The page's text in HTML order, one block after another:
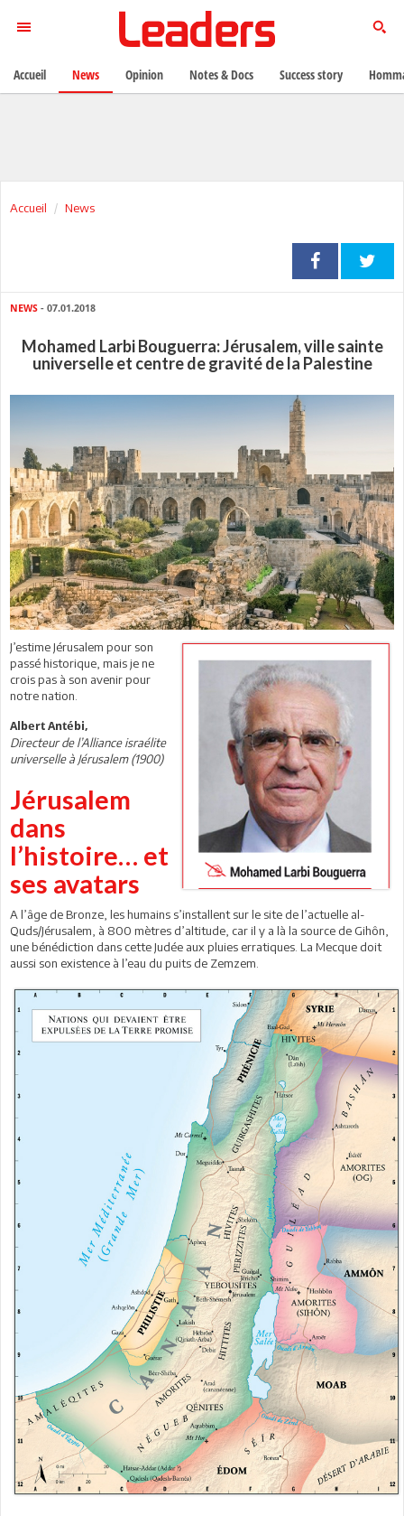
Accueil News
NEWS - 07.01.2018
Mohamed Larbi Bouguerra: Jérusalem, ville sainte
universelle et centre de gravité de la Palestine
J’estime Jérusalem pour son
passé historique, mais je ne
crois pas à son avenir pour
notre nation.
Albert Antébi,
Directeur de l’Alliance israélite
universelle à Jérusalem (1900)
Jérusalem
dans
l’histoire… et
ses avatars
A l’âge de Bronze, les humains s’installent sur le site de l’actuelle al-
Quds/Jérusalem, à 800 mètres d’altitude, car il y a là la source de Gihôn,
une bénédiction dans cette Judée aux pluies erratiques. La Mecque doit
aussi son existence à l’eau du puits de Zemzem.
Accueil News Opinion Notes & Docs Success story